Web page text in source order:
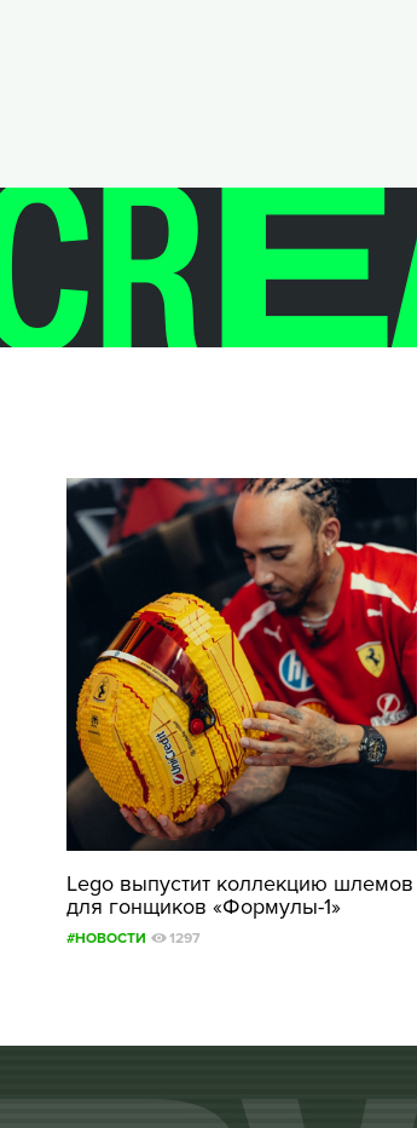
Lego выпустит коллекцию шлемов
для гонщиков «Формулы-1»
#НОВОСТИ 1297